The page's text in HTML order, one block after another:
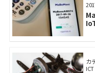
カ
ICT